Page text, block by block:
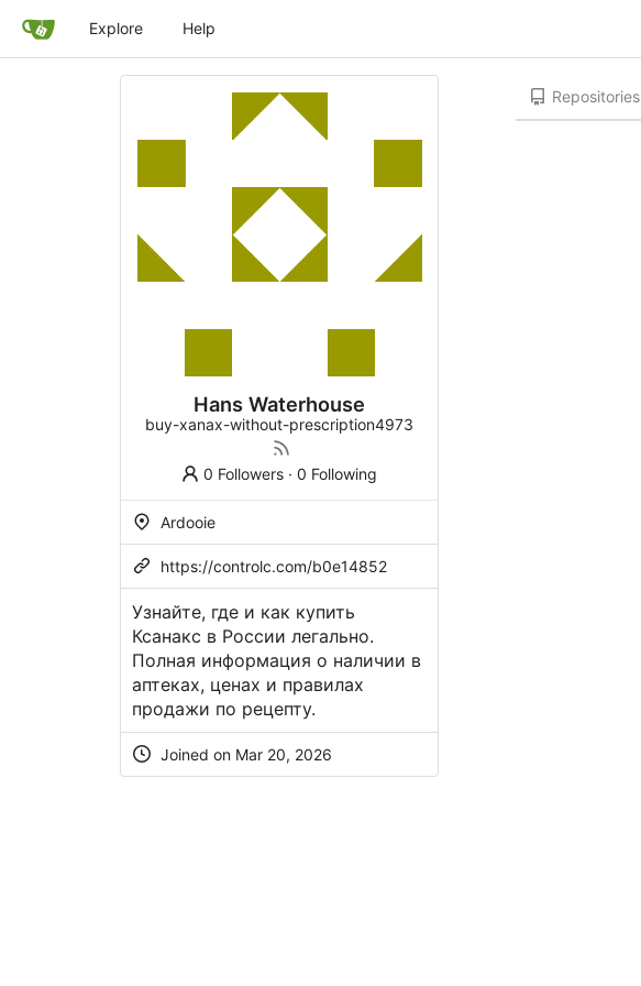
Explore Help
Hans Waterhouse
buy-xanax-without-prescription4973
0 Followers ·0 Following
Ardooie
https://controlc.com/b0e14852
Узнайте, где и как купить
Ксанакс в России легально.
Полная информация о наличии в
аптеках, ценах и правилах
продажи по рецепту.
Joined on Mar 20, 2026
Repositories